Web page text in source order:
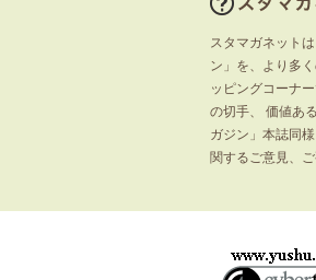
スタマガネット
ン」を、より多
ッピングコーナ
の切手、 価値あ
ガジン」本誌同
関するご意見、